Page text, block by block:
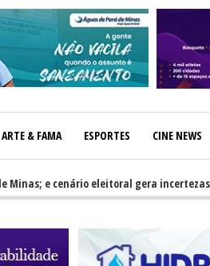
ARTE & FAMA ESPORTES CINE NEWS
e cenário eleitoral gera incertezas